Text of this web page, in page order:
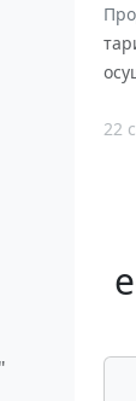
22